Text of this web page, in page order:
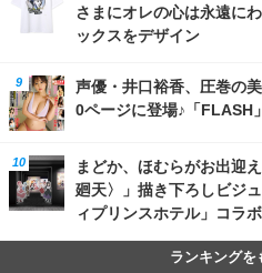
さまにオレの心は永遠に
ックスをデザイン
声優・井口裕香、圧巻の
0ページに登場♪「FLASH
まどか、ほむらがお出迎
廻天〉」描き下ろしビジ
ィプリンスホテル」コラ
ランキングを